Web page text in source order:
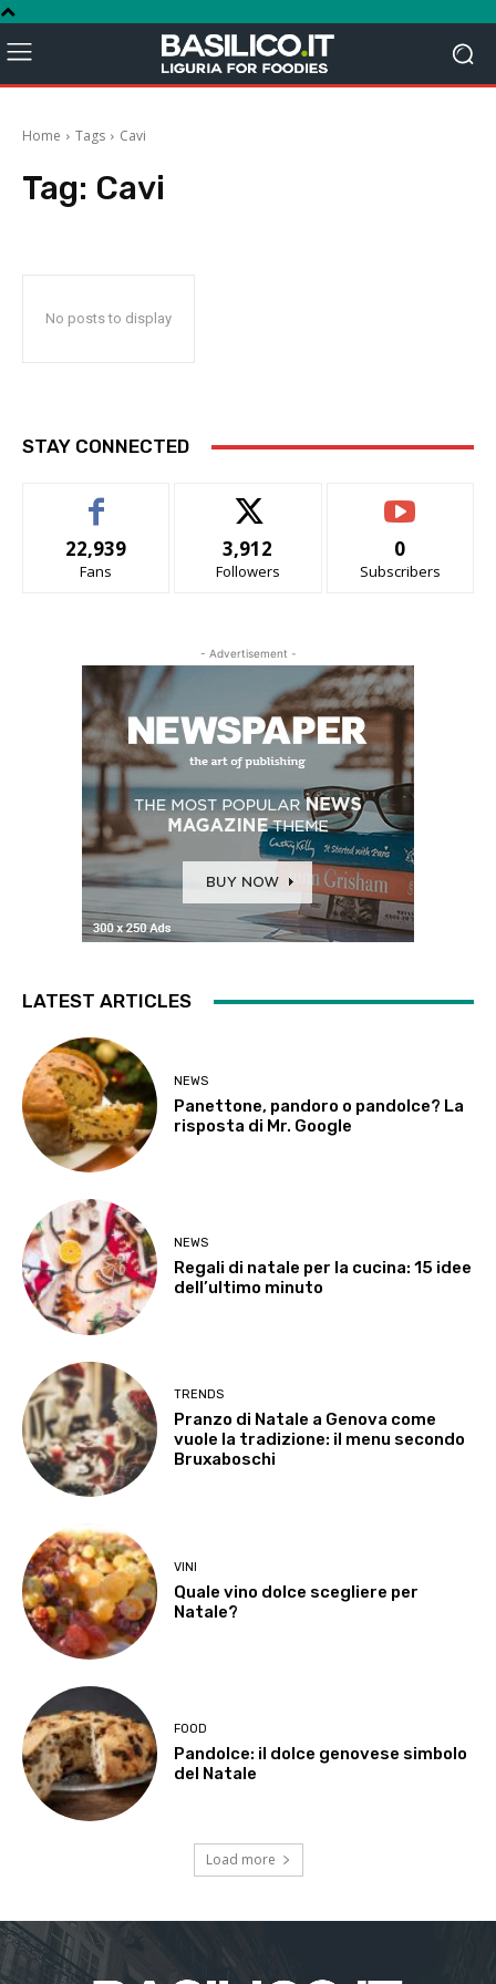
Home Tags Cavi
Tag: Cavi
No posts to display
STAY CONNECTED
22,939
Fans
3,912
Followers
0
Subscribers
- Advertisement -
LATEST ARTICLES
NEWS
Panettone, pandoro o pandolce? La
risposta di Mr. Google
NEWS
Regali di natale per la cucina: 15 idee
dell’ultimo minuto
TRENDS
Pranzo di Natale a Genova come
vuole la tradizione: il menu secondo
Bruxaboschi
VINI
Quale vino dolce scegliere per
Natale?
FOOD
Pandolce: il dolce genovese simbolo
del Natale
Load more